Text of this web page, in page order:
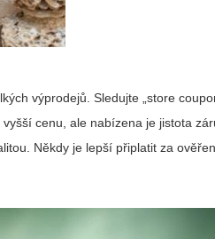
výprodejů. Sledujte „store
cenu, ale nabízena je jistota
Někdy je lepší připlatit za